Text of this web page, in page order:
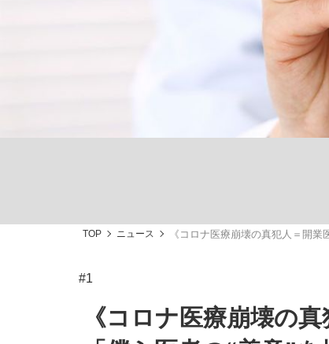
「90%は失敗する。でも…」本田圭佑
#玉木雄
TOP ニュース 《コロナ医療崩壊の真犯人＝開業
#1
《コロナ医療崩壊の